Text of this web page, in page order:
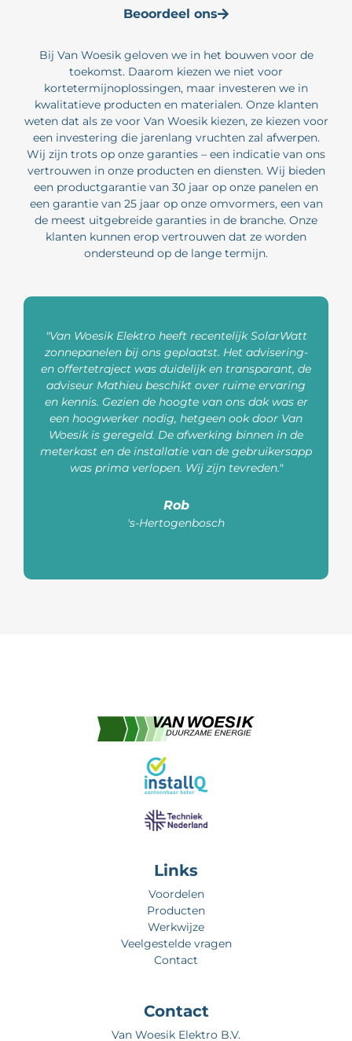
Beoordeel ons
Bij Van Woesik geloven we in het bouwen voor de
toekomst. Daarom kiezen we niet voor
kortetermijnoplossingen, maar investeren we in
kwalitatieve producten en materialen. Onze klanten
weten dat als ze voor Van Woesik kiezen, ze kiezen voor
een investering die jarenlang vruchten zal afwerpen.
Wij zijn trots op onze garanties – een indicatie van ons
vertrouwen in onze producten en diensten. Wij bieden
een productgarantie van 30 jaar op onze panelen en
een garantie van 25 jaar op onze omvormers, een van
de meest uitgebreide garanties in de branche. Onze
klanten kunnen erop vertrouwen dat ze worden
ondersteund op de lange termijn.
"Van Woesik Elektro heeft recentelijk SolarWatt
zonnepanelen bij ons geplaatst. Het advisering-
en offertetraject was duidelijk en transparant, de
adviseur Mathieu beschikt over ruime ervaring
en kennis. Gezien de hoogte van ons dak was er
een hoogwerker nodig, hetgeen ook door Van
Woesik is geregeld. De afwerking binnen in de
meterkast en de installatie van de gebruikersapp
was prima verlopen. Wij zijn tevreden."
Rob
's-Hertogenbosch
Links
Voordelen
Producten
Werkwijze
Veelgestelde vragen
Contact
Contact
Van Woesik Elektro B.V.